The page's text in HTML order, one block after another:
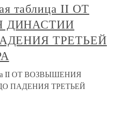
таблица II ОТ
ДИНАСТИИ
ТРЕТЬЕЙ
II ОТ ВОЗВЫШЕНИЯ
ПАДЕНИЯ ТРЕТЬЕЙ